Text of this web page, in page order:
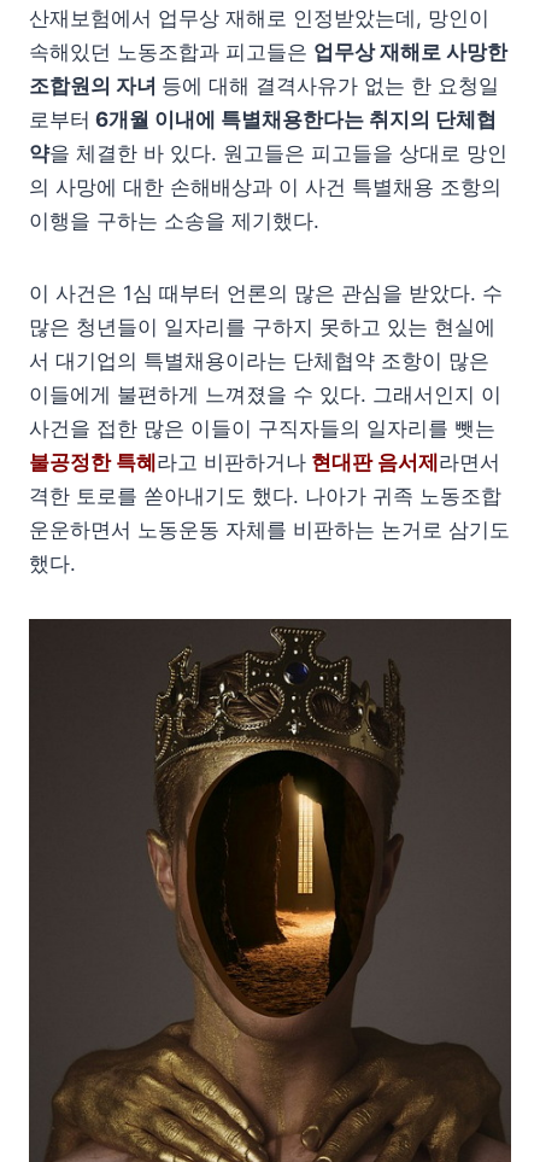
산재보험에서 업무상 재해로 인정받았는데, 망인이
속해있던 노동조합과 피고들은 업무상 재해로 사망한
조합원의 자녀 등에 대해 결격사유가 없는 한 요청일
로부터 6개월 이내에 특별채용한다는 취지의 단체협
약을 체결한 바 있다. 원고들은 피고들을 상대로 망인
의 사망에 대한 손해배상과 이 사건 특별채용 조항의
이행을 구하는 소송을 제기했다.
이 사건은 1심 때부터 언론의 많은 관심을 받았다. 수
많은 청년들이 일자리를 구하지 못하고 있는 현실에
서 대기업의 특별채용이라는 단체협약 조항이 많은
이들에게 불편하게 느껴졌을 수 있다. 그래서인지 이
사건을 접한 많은 이들이 구직자들의 일자리를 뺏는
불공정한 특혜 라고 비판하거나 현대판 음서제 라면서
격한 토로를 쏟아내기도 했다. 나아가 귀족 노동조합
운운하면서 노동운동 자체를 비판하는 논거로 삼기도
했다.